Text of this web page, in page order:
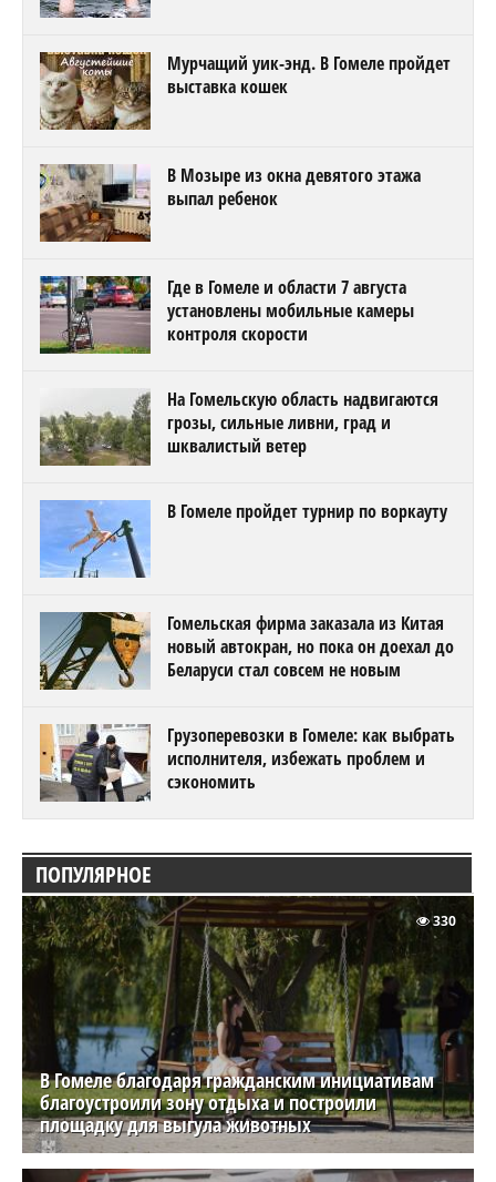
Мурчащий уик-энд. В Гомеле пройдет
выставка кошек
В Мозыре из окна девятого этажа
выпал ребенок
Где в Гомеле и области 7 августа
установлены мобильные камеры
контроля скорости
На Гомельскую область надвигаются
грозы, сильные ливни, град и
шквалистый ветер
В Гомеле пройдет турнир по воркауту
Гомельская фирма заказала из Китая
новый автокран, но пока он доехал до
Беларуси стал совсем не новым
Грузоперевозки в Гомеле: как выбрать
исполнителя, избежать проблем и
сэкономить
ПОПУЛЯРНОЕ
В Гомеле благодаря гражданским инициативам
благоустроили зону отдыха и построили
площадку для выгула животных
330